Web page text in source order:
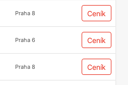
Praha 8 Ceník
Praha 6 Ceník
Praha 8 Ceník